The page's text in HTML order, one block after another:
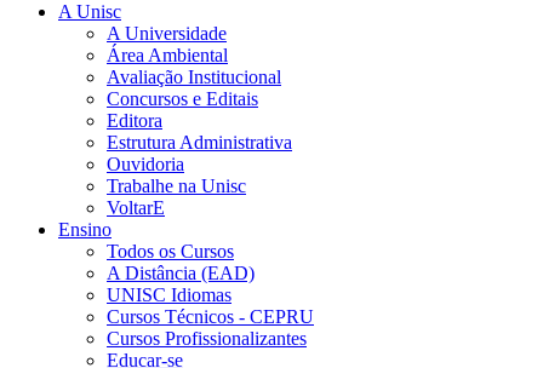
A Unisc
A Universidade
Área Ambiental
Avaliação Institucional
Concursos e Editais
Editora
Estrutura Administrativa
Ouvidoria
Trabalhe na Unisc
VoltarE
Ensino
Todos os Cursos
A Distância (EAD)
UNISC Idiomas
Cursos Técnicos - CEPRU
Cursos Profissionalizantes
Educar-se